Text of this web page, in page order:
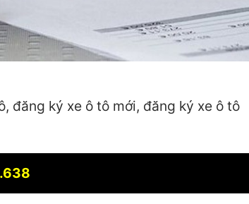
đăng ký xe ô tô mới, đăng ký xe ô tô